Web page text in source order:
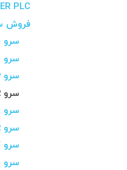
PLC
فروش
سرو Mitsubishi
سرو ABB
سرو Allen Bradly
سرو B&R
سرو Baldor
سرو BAUMULLER
سرو Beckhoff
سرو Bosch